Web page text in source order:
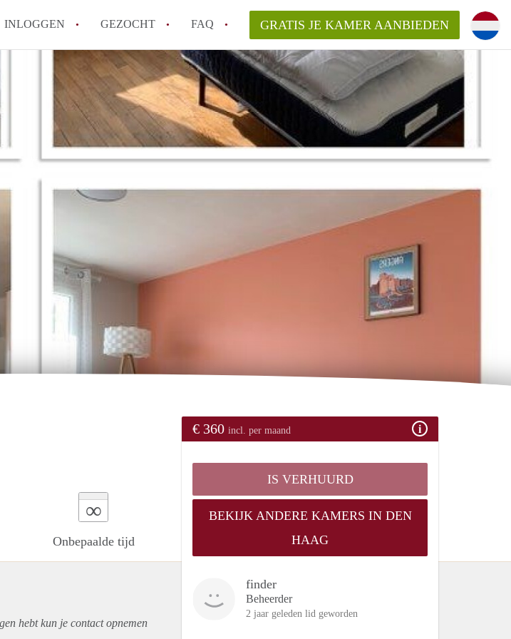
INLOGGEN GEZOCHT FAQ
How to translate KamerDenHaag!
Wat is KamerDenHaag?
Hoeveel kost het om te reageren op een Kamer in Den Haag?
Wat is de privacyverklaring van KamerDenHaag?
Berekent KamerDenHaag makelaarsvergoeding/bemiddelingsvergoeding?
GRATIS JE KAMER AANBIEDEN
∞
Onbepaalde tijd
€ 360 incl. per maand
IS VERHUURD
BEKIJK ANDERE KAMERS IN DEN
HAAG
finder
Beheerder
2 jaar geleden lid geworden
hebt kun je contact opnemen